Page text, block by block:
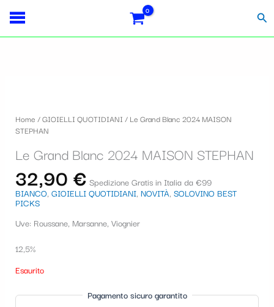
contenuto
Home /GIOIELLI QUOTIDIANI / Le Grand Blanc 2024 MAISON
STEPHAN
Le Grand Blanc 2024 MAISON STEPHAN
32,90 € Spedizione Gratis in Italia da €99
BIANCO, GIOIELLI QUOTIDIANI, NOVITÀ, SOLOVINO BEST
PICKS
Uve: Roussane, Marsanne, Viognier
12,5%
Esaurito
Pagamento sicuro garantito
S
o
u
n
a
c
fiscale:
Carrello: